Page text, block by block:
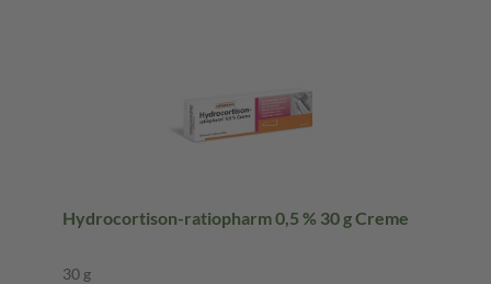
Hydrocortison-ratiopharm 0,5 % 30 g Creme
30 g